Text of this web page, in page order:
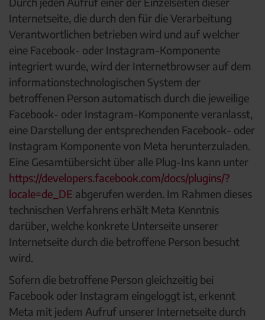
Internetseite, die durch den für die Verarbeitung
Verantwortlichen betrieben wird und auf welcher
eine Facebook- oder Instagram-Komponente
integriert wurde, wird der Internetbrowser auf dem
informationstechnologischen System der
betroffenen Person automatisch durch die jeweilige
Facebook- oder Instagram-Komponente veranlasst,
eine Darstellung der entsprechenden Facebook- oder
Instagram Komponente von Meta herunterzuladen.
Eine Gesamtübersicht über alle Plug-Ins kann unter
https://developers.facebook.com/docs/plugins/?
locale=de_DE abgerufen werden. Im Rahmen dieses
technischen Verfahrens erhält Meta Kenntnis
darüber, welche konkrete Unterseite unserer
Internetseite durch die betroffene Person besucht
wird.
Sofern die betroffene Person gleichzeitig bei
Facebook oder Instagram eingeloggt ist, erkennt
Meta mit jedem Aufruf unserer Internetseite durch